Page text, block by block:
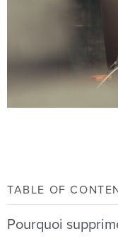
TABLE OF
Pourquoi